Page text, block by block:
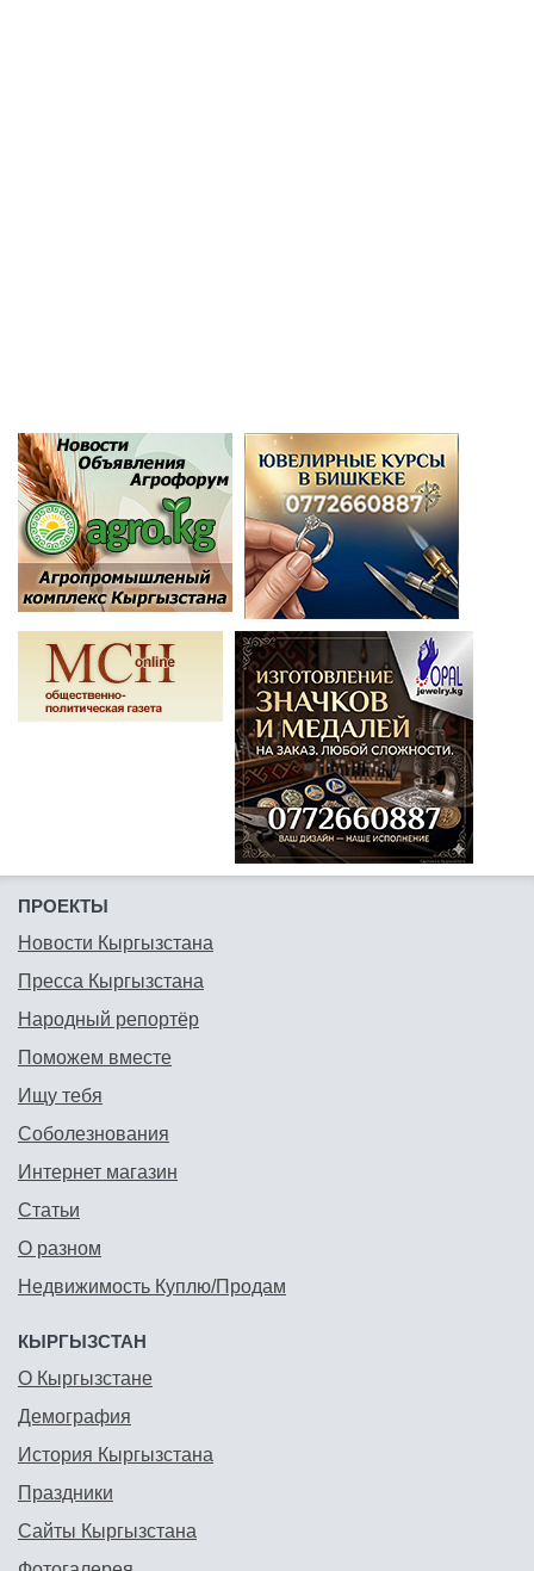
ПРОЕКТЫ
Новости Кыргызстана
Пресса Кыргызстана
Народный репортёр
Поможем вместе
Ищу тебя
Соболезнования
Интернет магазин
Статьи
О разном
Недвижимость Куплю/Продам
КЫРГЫЗСТАН
О Кыргызстане
Демография
История Кыргызстана
Праздники
Сайты Кыргызстана